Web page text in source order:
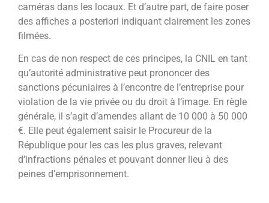
caméras dans les locaux. Et d’autre part, de faire poser
des affiches a posteriori indiquant clairement les zones
filmées.
En cas de non respect de ces principes, la CNIL en tant
qu’autorité administrative peut prononcer des
sanctions pécuniaires à l’encontre de l’entreprise pour
violation de la vie privée ou du droit à l’image. En règle
générale, il s’agit d’amendes allant de 10 000 à 50 000
€. Elle peut également saisir le Procureur de la
République pour les cas les plus graves, relevant
d’infractions pénales et pouvant donner lieu à des
peines d’emprisonnement.